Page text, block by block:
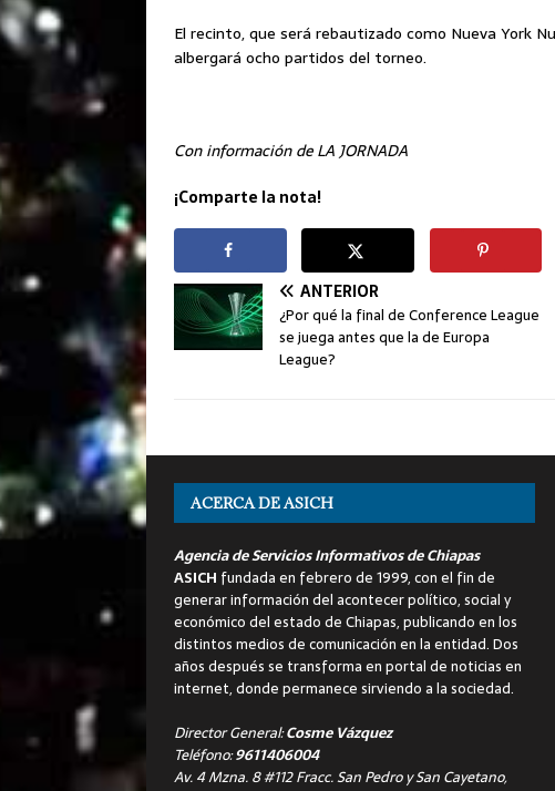
El recinto, que será rebautizado como Nueva York
albergará ocho partidos del torneo.
Con información de LA JORNADA
¡Comparte la nota!
ANTERIOR
¿Por qué la final de Conference League
se juega antes que la de Europa
League?
ACERCA DE ASICH
Agencia de Servicios Informativos de Chiapas
ASICH fundada en febrero de 1999, con el fin de
generar información del acontecer político, social y
económico del estado de Chiapas, publicando en los
distintos medios de comunicación en la entidad. Dos
años después se transforma en portal de noticias en
internet, donde permanece sirviendo a la sociedad.
Director General:Cosme Vázquez
Teléfono:9611406004
Av. 4 Mzna. 8 #112 Fracc. San Pedro y San Cayetano,